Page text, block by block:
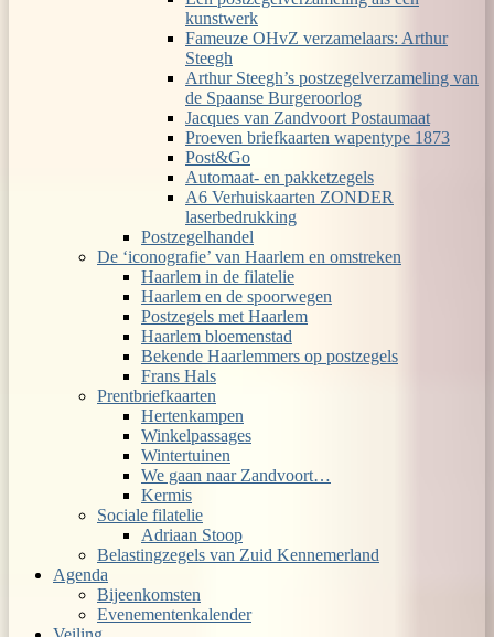
kunstwerk
Fameuze OHvZ verzamelaars: Arthur
Steegh
Arthur Steegh’s postzegelverzameling van
de Spaanse Burgeroorlog
Jacques van Zandvoort Postaumaat
Proeven briefkaarten wapentype 1873
Post&Go
Automaat- en pakketzegels
A6 Verhuiskaarten ZONDER
laserbedrukking
Postzegelhandel
De ‘iconografie’ van Haarlem en omstreken
Haarlem in de filatelie
Haarlem en de spoorwegen
Postzegels met Haarlem
Haarlem bloemenstad
Bekende Haarlemmers op postzegels
Frans Hals
Prentbriefkaarten
Hertenkampen
Winkelpassages
Wintertuinen
We gaan naar Zandvoort…
Kermis
Sociale filatelie
Adriaan Stoop
Belastingzegels van Zuid Kennemerland
Agenda
Bijeenkomsten
Evenementenkalender